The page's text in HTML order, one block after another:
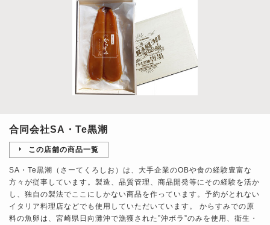
合同会社SA・Te黒潮
この店舗の商品一覧
SA・Te黒潮（さーてくろしお）は、大手企業のOBや食の経験豊富な
方々が従事しています。製造、品質管理、商品開発等にその経験を活か
し、独自の製法でここにしかない商品を作っています。予約がとれない
イタリア料理店などでも使用していただいています。 からすみでの原
料の魚卵は、宮崎県日向灘沖で漁獲された”沖ボラ”のみを使用、衛生・